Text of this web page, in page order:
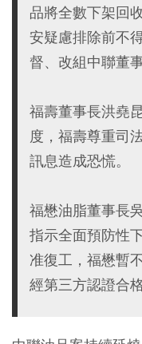
品將全數下架回
安疑慮排除前不
督、改組中聯董
福壽董事長洪堯
度，福壽尊重司
訊息造成恐慌。
福懋油脂董事長
指示全面預防性
准復工，福懋暫
經第三方認證合